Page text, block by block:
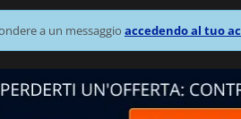
a un messaggio accedendo al tuo